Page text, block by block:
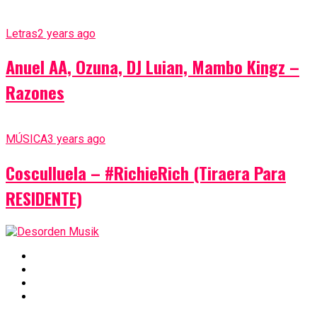
Letras2 years ago
Anuel AA, Ozuna, DJ Luian, Mambo Kingz –
Razones
MÚSICA3 years ago
Cosculluela – #RichieRich (Tiraera Para
RESIDENTE)